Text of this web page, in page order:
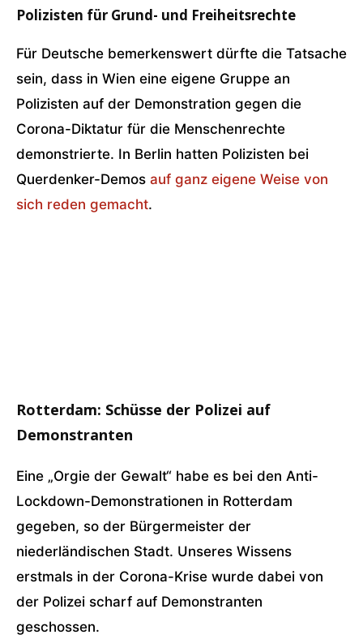
Polizisten für Grund- und Freiheitsrechte
Für Deutsche bemerkenswert dürfte die Tatsache
sein, dass in Wien eine eigene Gruppe an
Polizisten auf der Demonstration gegen die
Corona-Diktatur für die Menschenrechte
demonstrierte. In Berlin hatten Polizisten bei
Querdenker-Demos auf ganz eigene Weise von
sich reden gemacht.
Rotterdam: Schüsse der Polizei auf
Demonstranten
Eine „Orgie der Gewalt“ habe es bei den Anti-
Lockdown-Demonstrationen in Rotterdam
gegeben, so der Bürgermeister der
niederländischen Stadt. Unseres Wissens
erstmals in der Corona-Krise wurde dabei von
der Polizei scharf auf Demonstranten
geschossen.